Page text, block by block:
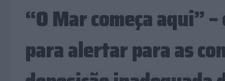
“O Mar começa aqui”
para alertar para as